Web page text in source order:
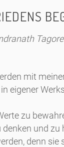
Tagore
mit
eigener
zu
und zu
denn sie